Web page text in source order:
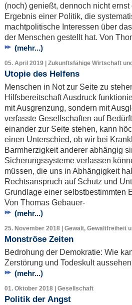
(noch) genießt, dennoch nicht
Ergebnis einer Politik, die
machtpolitische Interessen über
der Menschen gestellt hat. Von
(mehr...)
05. April 2019 | Zukunftsfähige Wirtschaft
Utopie des Helfens
Menschen in Not zur Seite zu
Hilfsbereitschaft Ausdruck
mit Ausgrenzung, sondern mit
verfasste Gesellschaften auf
einander zur Seite stehen, kann
einen Unterschied, ob wir bei
Barmherzigkeit anderer abhängig
Sicherungssysteme verlassen
müssen, die uns in Abhängigkeit
Rechtsanspruch auf Schutz und
Grundlage einer selbstbestimmten
Von Thomas Gebauer-
(mehr...)
25. November 2018 | Gewalt, Gewaltfreiheit
Monströse Zeiten
Bedrohung der Demokratie: Wie
Zerstörung und Todeskult
(mehr...)
01. Oktober 2018 | Gesellschaft
Politik der Angst